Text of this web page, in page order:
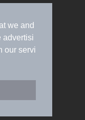
we and
advertisi
our servi
稿のご案内
規約
プ
採用情報